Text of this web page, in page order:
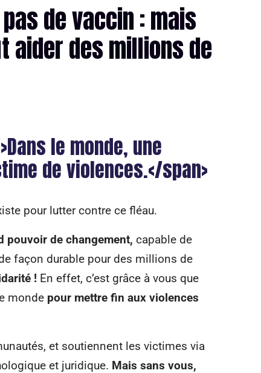
de vaccin : mais
aider des millions de
le monde, une
de violences.</span>
pour lutter contre ce fléau.
pouvoir de changement, capable de
façon durable pour des millions de
! En effet, c’est grâce à vous que
monde pour mettre fin aux violences
et soutiennent les victimes via
et juridique. Mais sans vous,